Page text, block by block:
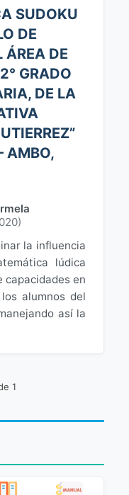
SUDOKU
DE
ÁREA DE
GRADO
DE LA
AMBO,
)
la influencia
lúdica
capacidades en
alumnos del
así la
1